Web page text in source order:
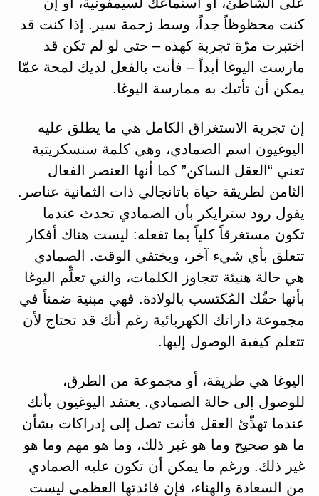
كنت محظوظاً جداً، وسط زحمة سير. إذا كنت قد
اختبرت مرّة تجربة كهذه – حتى لو لم تكن قد
مارست اليوغا أبداً – فأنت بالفعل لديك لمحة عمّا
يمكن أن تأتيك به ممارسة اليوغا.
إن تجربة الاستغراق الكامل هي ما يطلق عليه
اليوغيون اسم الصمادي، وهي كلمة سنسكريتية
تعني “العقل الساكن” كما أنها العنصر الفعال
الثامن لطريقة حياة باتانجالي ذات الثمانية عناصر.
يقول رود سترايكر بأن الصمادي تحدث عندما
تكون مستغرقاً كلياً بما تفعله: ليست هناك أفكار
تتعلق بأي شيء آخر، ويختفي الوقت. الصمادي
هي حالة هنيئة تتجاوز الكلمات، والتي تعلِّم اليوغا
بأنها حقّك المُكتسب بالولادة. فهي مبنية ضمناً في
مجموعة داراتك الكهربائية رغم أنك قد تحتاج لأن
تتعلم كيفية الوصول إليها.
اليوغا هي طريقة، أو مجموعة من الطرق،
للوصول إلى حالة الصمادي. يعتقد اليوغيون بأنك
عندما تهدِّئ العقل فأنت تصل إلى إدراكات بشأن
ما هو صحيح وما هو غير ذلك، وما هو مهم وما هو
غير ذلك. ورغم ما يمكن أن تكون عليه الصمادي
من السعادة والهناء، فإن فائدتها العظمى ليست